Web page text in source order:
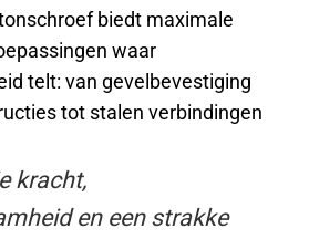
biedt maximale
waar
telt: van gevelbevestiging
tot stalen verbindingen
kracht,
en een strakke